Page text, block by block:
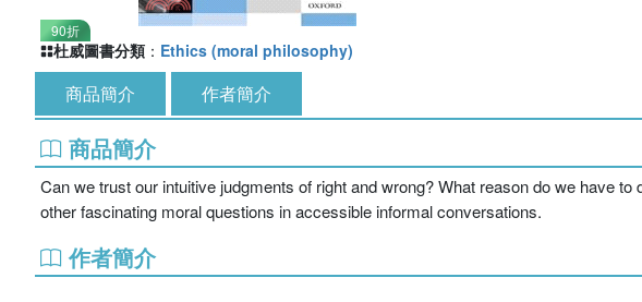
90折
杜威圖書分類 ： Ethics (moral philosophy)
商品簡介 作者簡介
商品簡介
Can we trust our intuitive judgments of right and wrong? What reason do we have
other fascinating moral questions in accessible informal conversations.
作者簡介